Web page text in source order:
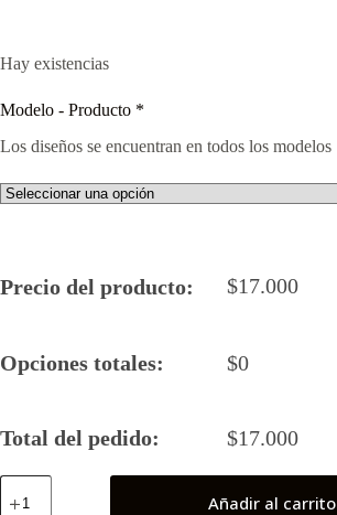
Hay existencias
Modelo - Producto *
Los diseños se encuentran en todos los modelos
Precio del producto: $17.000
Opciones totales: $0
Total del pedido: $17.000
Tanjiro
(Kimetsu
Añadir al carrito